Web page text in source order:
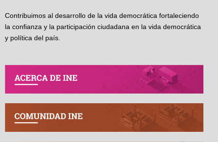
Contribuimos al desarrollo de la vida democrática fortaleciendo
la confianza y la participación ciudadana en la vida democrática
y política del país.